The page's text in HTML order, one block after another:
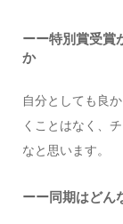
ーー特別賞受賞
か
自分としても良
くことはなく、
なと思います。
ーー同期はどん